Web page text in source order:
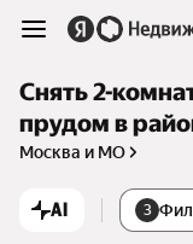
Снять 2-
прудом в
Москва и МО
AI 3